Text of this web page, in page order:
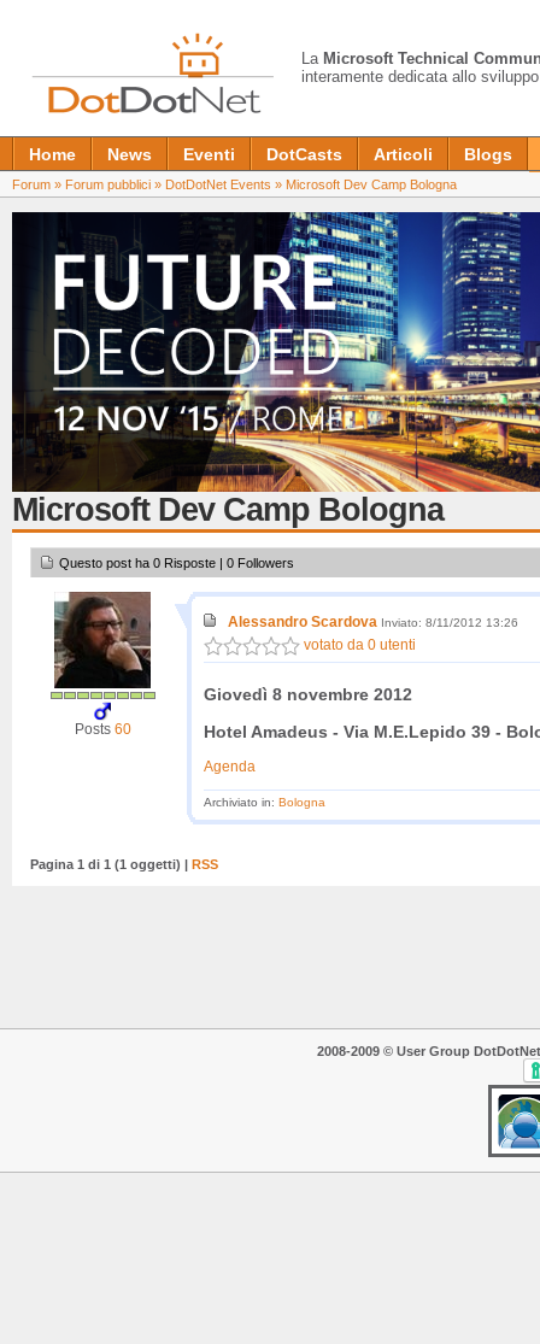
La Microsoft Technical
interamente dedicata allo
Home News Eventi DotCasts Articoli Blogs
Forum » Forum pubblici » DotDotNet Events » Microsoft Dev Camp Bologna
Microsoft Dev Camp Bologna
Questo post ha 0 Risposte | 0 Followers
Posts 60
Alessandro Scardova Inviato: 8/11/2012 13:26
votato da 0 utenti
Giovedì 8 novembre 2012
Hotel Amadeus - Via M.E.Lepido 39 -
Agenda
Archiviato in: Bologna
Pagina 1 di 1 (1 oggetti) | RSS
2008-2009 © User Group